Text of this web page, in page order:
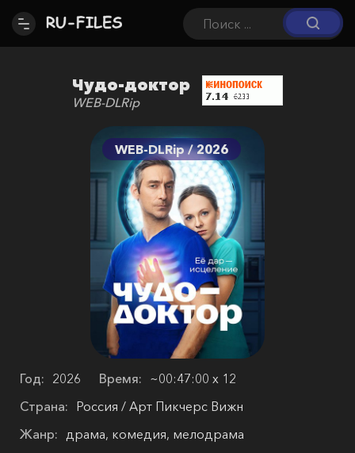
Чудо-доктор
WEB-DLRip
WEB-DLRip / 2026
Год: 2026 Время: ~00:47:00 х 12
Страна: Россия / Арт Пикчерс Вижн
Жанр: драма, комедия, мелодрама